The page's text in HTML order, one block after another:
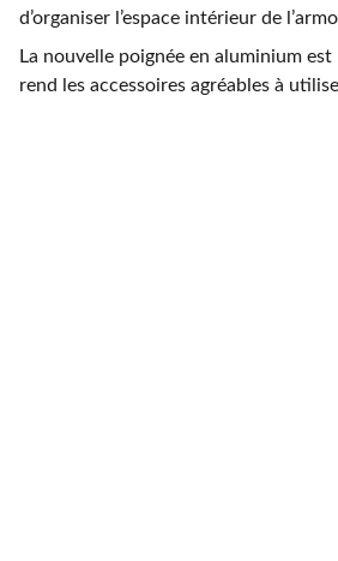
d’organiser l’espace intérieur de
La nouvelle poignée en aluminium
rend les accessoires agréables à